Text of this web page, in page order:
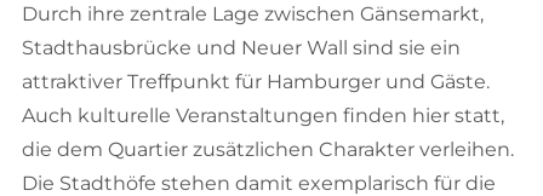
Durch ihre zentrale Lage zwischen Gänsemarkt,
Stadthausbrücke und Neuer Wall sind sie ein
attraktiver Treffpunkt für Hamburger und Gäste.
Auch kulturelle Veranstaltungen finden hier statt,
die dem Quartier zusätzlichen Charakter verleihen.
Die Stadthöfe stehen damit exemplarisch für die